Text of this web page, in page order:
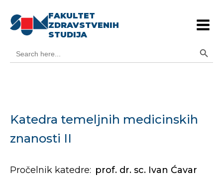
FAKULTET
ZDRAVSTVENIH
STUDIJA
for:
Katedra temeljnih medicinskih
znanosti II
Pročelnik katedre: prof. dr. sc. Ivan Ćavar